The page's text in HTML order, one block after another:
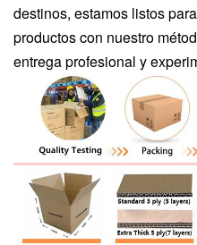
destinos, estamos listos
productos con nuestro
entrega profesional y